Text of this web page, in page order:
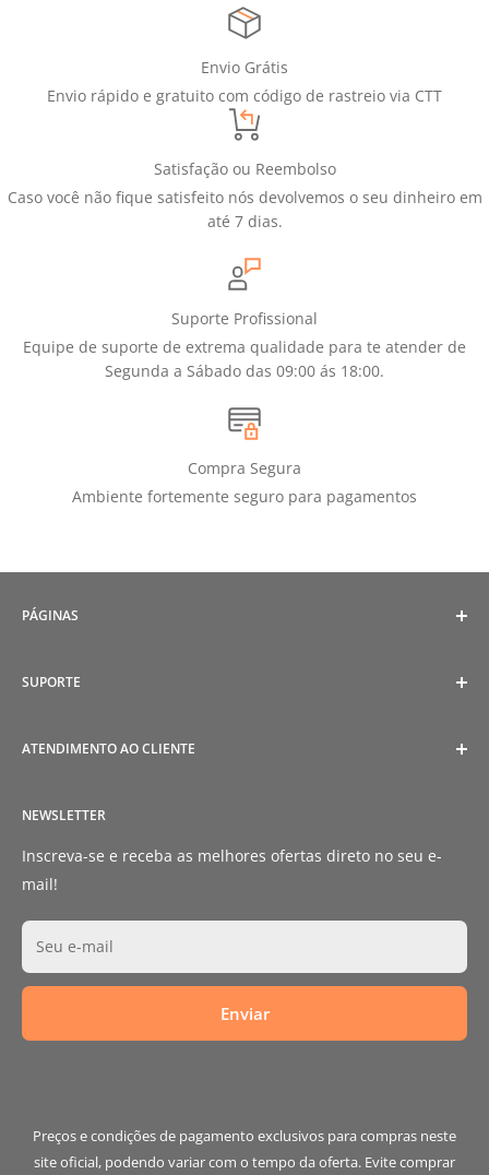
Envio Grátis
Envio rápido e gratuito com código de rastreio via CTT
Satisfação ou Reembolso
Caso você não fique satisfeito nós devolvemos o seu dinheiro em
até 7 dias.
Suporte Profissional
Equipe de suporte de extrema qualidade para te atender de
Segunda a Sábado das 09:00 ás 18:00.
Compra Segura
Ambiente fortemente seguro para pagamentos
PÁGINAS
Política de Privacidade
Termos de Serviço
SUPORTE
Envios e Entregas
Livro de Reclamações
Sobre Nós
ATENDIMENTO AO CLIENTE
NEWSLETTER
Inscreva-se e receba as melhores ofertas direto no seu e-
mail!
Seu e-mail
Enviar
Preços e condições de pagamento exclusivos para compras neste
site oficial, podendo variar com o tempo da oferta. Evite comprar